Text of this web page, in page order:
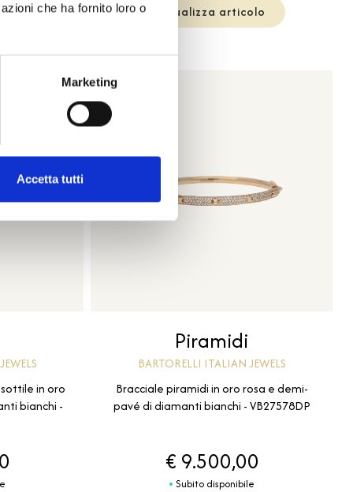
che ha fornito loro o
Marketing
Accetta tutti
Visualizza articolo
in oro
bianchi -
Piramidi
BARTORELLI ITALIAN JEWELS
Bracciale piramidi in oro rosa e demi-
pavé di diamanti bianchi - VB27578DP
€ 9.500,00
Subito disponibile